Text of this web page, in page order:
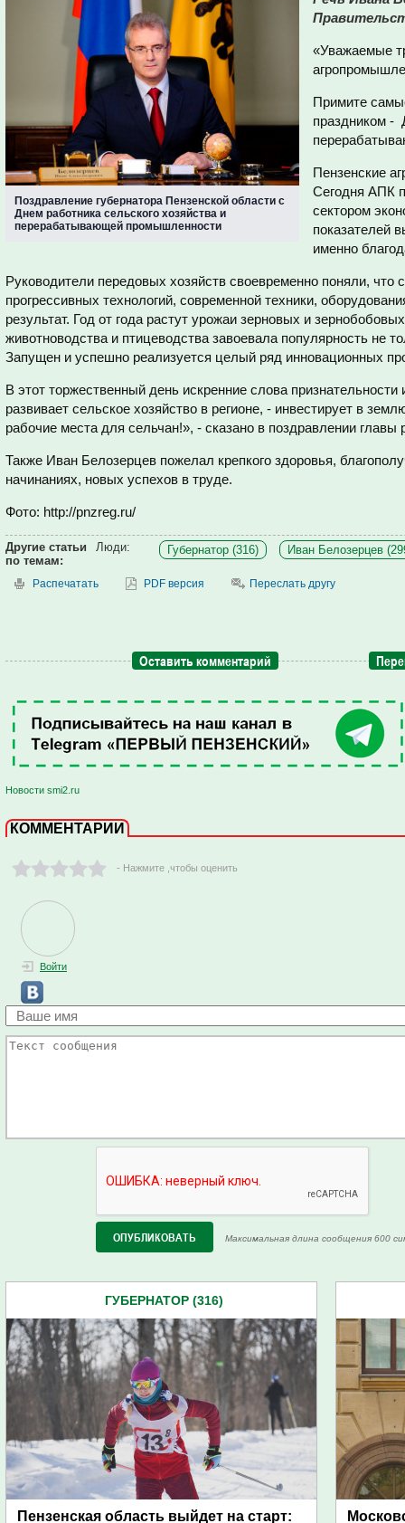
Поздравление губернатора Пензенской области с
Днем работника сельского хозяйства и
перерабатывающей промышленности
«Уважаемые
Примите
праздником -
Пензенские
Сегодня АПК
сектором
показателей
именно
Руководители передовых хозяйств своевременно поняли, что
прогрессивных технологий, современной техники,
результат. Год от года растут урожаи зерновых и
животноводства и птицеводства завоевала популярность не
Запущен и успешно реализуется целый ряд инновационных
В этот торжественный день искренние слова
развивает сельское хозяйство в регионе, - инвестирует в
рабочие места для сельчан!», - сказано в поздравлении главы
Также Иван Белозерцев пожелал крепкого здоровья,
начинаниях, новых успехов в труде.
Фото: http://pnzreg.ru/
Другие статьи
по темам:
Люди: Губернатор (316) Иван Белозерцев
Распечатать PDF версия Переслать другу
Оставить комментарий
Новости smi2.ru
КОММЕНТАРИИ
- Нажмите ,чтобы оценить
Войти
Максимальная длина сообщения 600
ГУБЕРНАТОР (316)
Пензенская область выйдет на старт: